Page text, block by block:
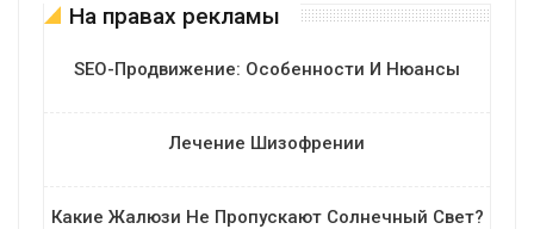
На правах рекламы
SEO-Продвижение: Особенности И Нюансы
Лечение Шизофрении
Какие Жалюзи Не Пропускают Солнечный Свет?